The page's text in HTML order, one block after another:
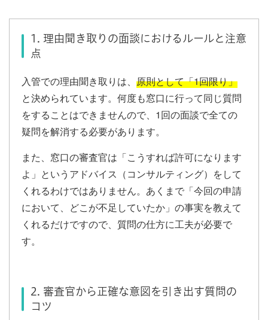
1. 理由聞き取りの面談におけるルールと注意
点
入管での理由聞き取りは、 原則として「1回限り」
と決められています。何度も窓口に行って同じ質問
をすることはできませんので、1回の面談で全ての
疑問を解消する必要があります。
また、窓口の審査官は「こうすれば許可になります
よ」というアドバイス（コンサルティング）をして
くれるわけではありません。あくまで「今回の申請
において、どこが不足していたか」の事実を教えて
くれるだけですので、質問の仕方に工夫が必要で
す。
2. 審査官から正確な意図を引き出す質問の
コツ